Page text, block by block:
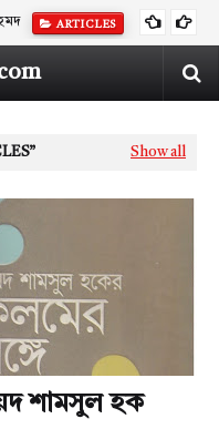
ARTICLES
Show all
শামসুল হক